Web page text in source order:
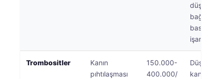
düşük
bağışıklık
işaret
Trombositler
Kanın
pıhtılaşması
150.000-
400.000/
Düşük
kanama